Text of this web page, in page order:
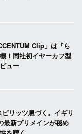
Clip」は『ら
！同社初イヤーカフ型
ュー
リッツ息づく。イギリ
最新プリメインが秘め